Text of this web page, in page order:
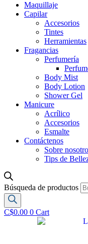
Maquillaje
Capilar
Accesorios
Tintes
Herramientas
Fragancias
Perfumería
Body Mist
Body Lotion
Shower Gel
Manicure
Acrílico
Accesorios
Esmalte
Contáctenos
Sobre
Tips de
Búsqueda de productos
C$0.00 0 Cart